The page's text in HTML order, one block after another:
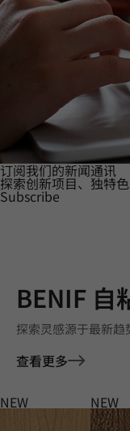
订阅我们的新闻通讯
探索创新项目、独特
Subscribe
BENIF 自
探索灵感源于最新趋
查看更多
NEW NEW